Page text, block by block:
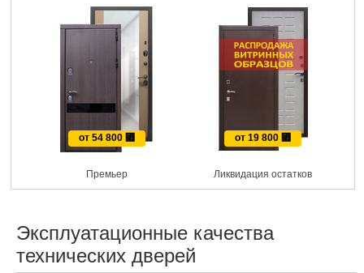
от 54 800 ⃏
Премьер
от 19 800 ⃏
Ликвидация остатков
Эксплуатационные качества
технических дверей